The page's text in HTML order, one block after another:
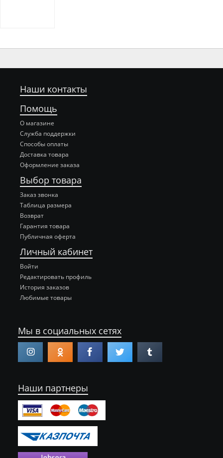
Наши контакты
Помощь
О магазине
Служба поддержки
Способы оплаты
Доставка товара
Оформление заказа
Выбор товара
Заказ звонка
Таблица размера
Возврат
Гарантия товара
Публичная оферта
Личный кабинет
Войти
Редактировать профиль
История заказов
Любимые товары
Мы в социальных сетях
Наши партнеры